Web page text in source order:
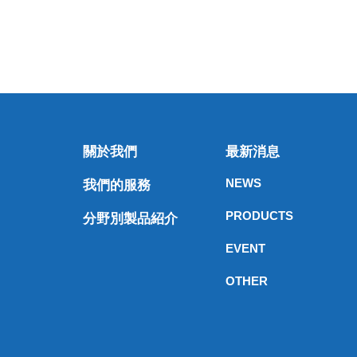
關於我們
我們的服務
分野別製品紹介
最新消息
NEWS
PRODUCTS
EVENT
OTHER